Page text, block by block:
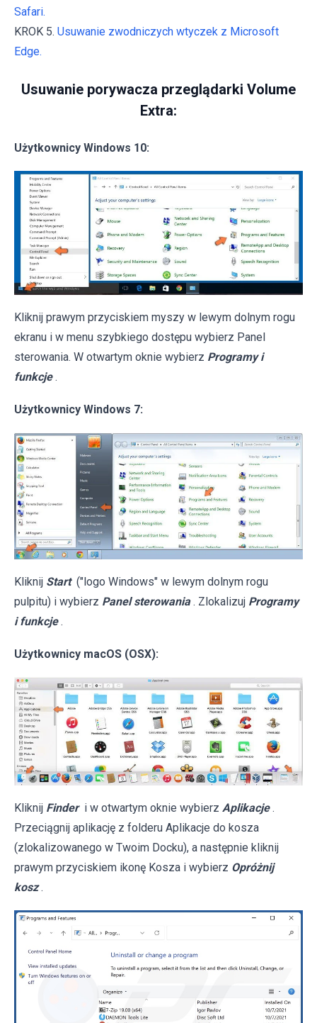
Safari.
KROK 5. Usuwanie zwodniczych wtyczek z Microsoft
Edge.
Usuwanie porywacza przeglądarki Volume
Extra:
Użytkownicy Windows 10:
Kliknij prawym przyciskiem myszy w lewym dolnym rogu
ekranu i w menu szybkiego dostępu wybierz Panel
sterowania. W otwartym oknie wybierz Programy i
funkcje .
Użytkownicy Windows 7:
Kliknij Start ("logo Windows" w lewym dolnym rogu
pulpitu) i wybierz Panel sterowania . Zlokalizuj Programy
i funkcje .
Użytkownicy macOS (OSX):
Kliknij Finder i w otwartym oknie wybierz Aplikacje .
Przeciągnij aplikację z folderu Aplikacje do kosza
(zlokalizowanego w Twoim Docku), a następnie kliknij
prawym przyciskiem ikonę Kosza i wybierz Opróżnij
kosz .